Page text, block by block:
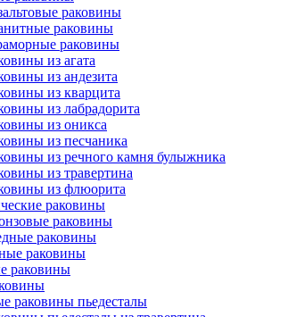
раковины
раковины
раковины
из агата
из андезита
из кварцита
из лабрадорита
из оникса
из песчаника
из речного камня булыжника
из травертина
из флюорита
раковины
раковины
раковины
раковины
раковины
раковины пьедесталы